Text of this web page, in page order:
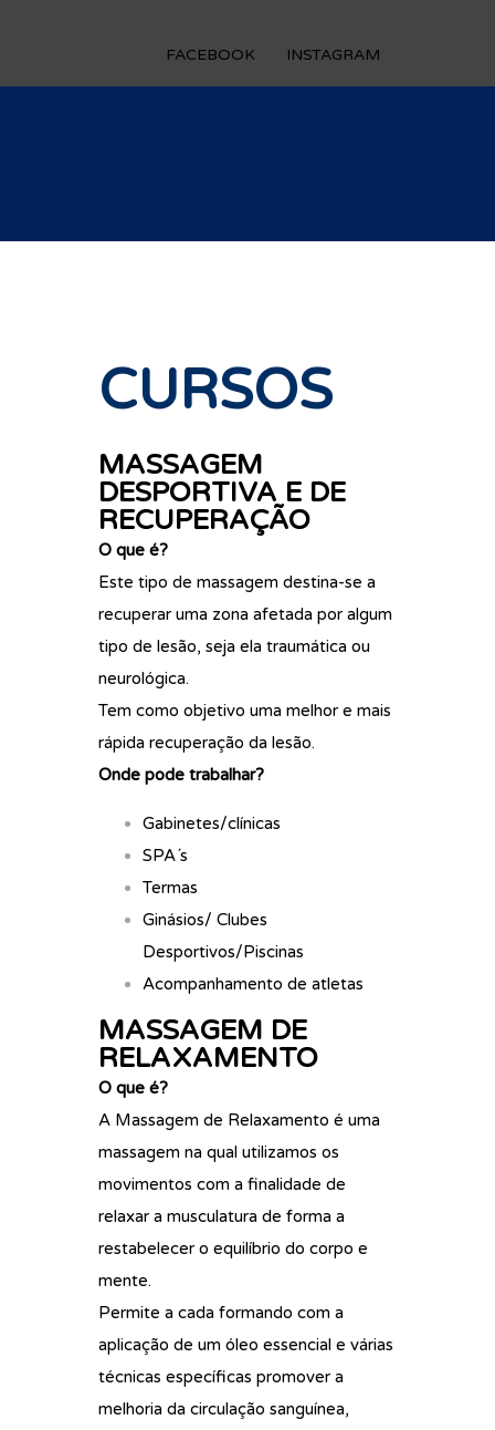
FACEBOOK INSTAGRAM
CURSOS
MASSAGEM
DESPORTIVA E DE
RECUPERAÇÃO
O que é?
Este tipo de massagem destina-se a
recuperar uma zona afetada por algum
tipo de lesão, seja ela traumática ou
neurológica.
Tem como objetivo uma melhor e mais
rápida recuperação da lesão.
Onde pode trabalhar?
Gabinetes/clínicas
SPA´s
Termas
Ginásios/ Clubes
Desportivos/Piscinas
Acompanhamento de atletas
MASSAGEM DE
RELAXAMENTO
O que é?
A Massagem de Relaxamento é uma
massagem na qual utilizamos os
movimentos com a finalidade de
relaxar a musculatura de forma a
restabelecer o equilíbrio do corpo e
mente.
Permite a cada formando com a
aplicação de um óleo essencial e várias
técnicas específicas promover a
melhoria da circulação sanguínea,